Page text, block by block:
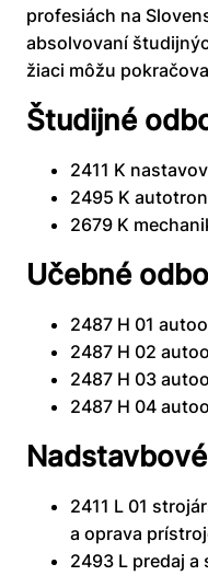
profesiách na
absolvovaní
žiaci môžu
Študijné
2411 K
2495 K
2679 K
Učebné
2487 H 01
2487 H 02
2487 H 03
2487 H 04
2411 L 01
a oprava
2493 L predaj a